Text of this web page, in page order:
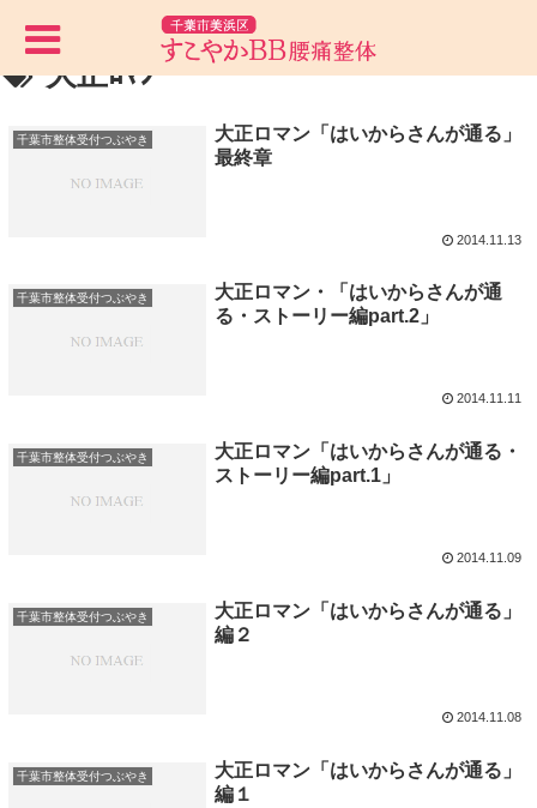
大正ﾛﾏﾝ
千葉市整体受付つぶやき
大正ロマン「はいからさんが通る」
最終章
2014.11.13
千葉市整体受付つぶやき
大正ロマン・「はいからさんが通
る・ストーリー編part.2」
2014.11.11
千葉市整体受付つぶやき
大正ロマン「はいからさんが通る・
ストーリー編part.1」
2014.11.09
千葉市整体受付つぶやき
大正ロマン「はいからさんが通る」
編２
2014.11.08
千葉市整体受付つぶやき
大正ロマン「はいからさんが通る」
編１